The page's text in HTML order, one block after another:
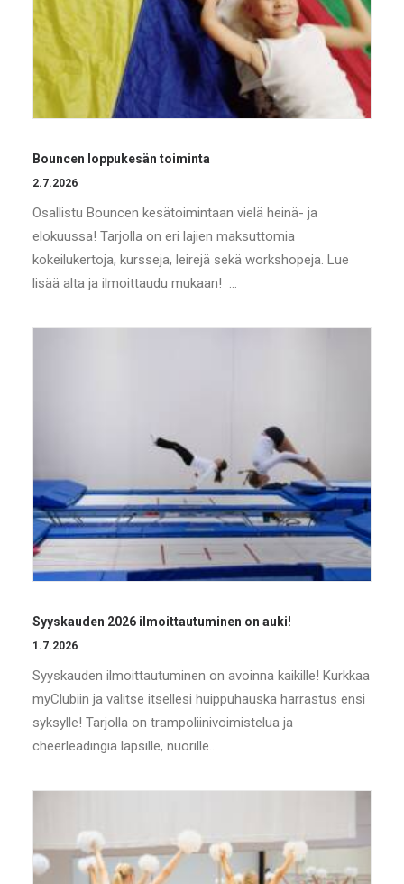
Bouncen loppukesän toiminta
2.7.2026
Osallistu Bouncen kesätoimintaan vielä heinä- ja
elokuussa! Tarjolla on eri lajien maksuttomia
kokeilukertoja, kursseja, leirejä sekä workshopeja. Lue
lisää alta ja ilmoittaudu mukaan! …
Syyskauden 2026 ilmoittautuminen on auki!
1.7.2026
Syyskauden ilmoittautuminen on avoinna kaikille! Kurkkaa
myClubiin ja valitse itsellesi huippuhauska harrastus ensi
syksylle! Tarjolla on trampoliinivoimistelua ja
cheerleadingia lapsille, nuorille…